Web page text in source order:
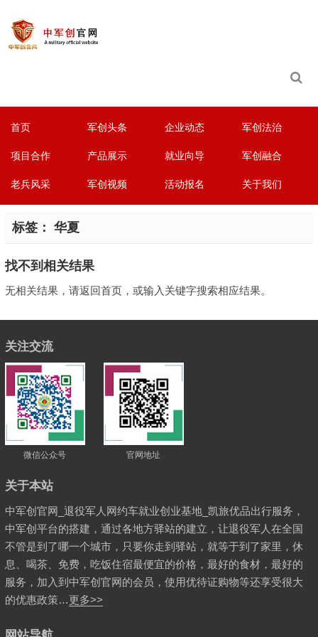
首页 军创头条 企业动态 军创法治
项目合作 产品展示 就业向导 军创融合
老兵风采 军创视频 活动报名 关于我们
标签： 华夏
找不到相关结果
无相关结果，请返回首页，或输入关键字搜索相应结果。
关注交流
微信公众号 官网地址
关于本站
中军创官网_退役军人网约车就业创业基地_凯旅优品出行服务，
中军创平台的搭建，通过各地方驿站的建立，让退役军人在全国
不管是到了哪一个城市，只要你走到驿站，就等于到了家里，休
息、喝茶、免费，吃饭住宿最便宜的价格，最好的食材，最好的
服务，加入到中军创官网的会员，使用优待证购物等还享受很大
的优惠政策…更多>>